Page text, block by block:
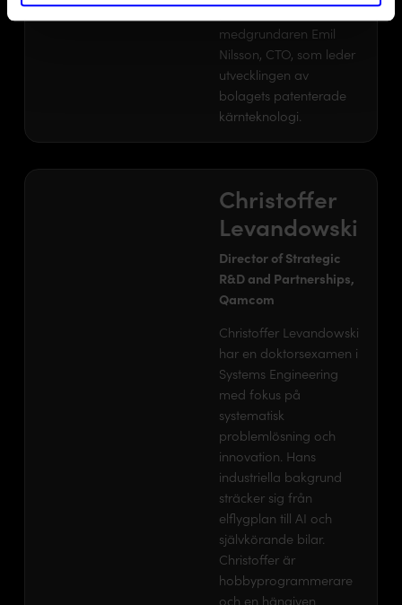
presentationen med
medgrundaren Emil
Nilsson, CTO, som leder
utvecklingen av
bolagets patenterade
kärnteknologi.
Christoffer
Levandowski
Director of Strategic
R&D and Partnerships,
Qamcom
Christoffer Levandowski
har en doktorsexamen i
Systems Engineering
med fokus på
systematisk
problemlösning och
innovation. Hans
industriella bakgrund
sträcker sig från
elflygplan till AI och
självkörande bilar.
Christoffer är
hobbyprogrammerare
och en hängiven